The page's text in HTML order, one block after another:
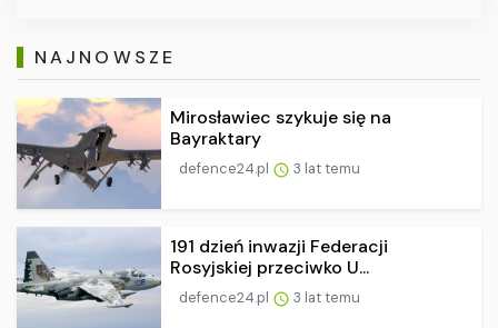
NAJNOWSZE
Mirosławiec szykuje się na
Bayraktary
defence24.pl 3 lat temu
191 dzień inwazji Federacji
Rosyjskiej przeciwko U...
defence24.pl 3 lat temu